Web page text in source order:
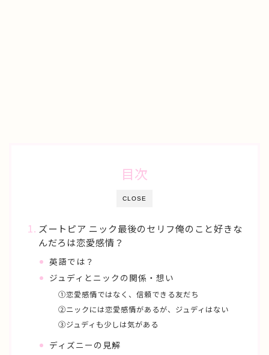
CLOSE
目次
ズートピア ニック最後のセリフ俺のこと好きな
んだろは恋愛感情？
英語では？
ジュディとニックの関係・想い
①恋愛感情ではなく、信頼できる友だち
②ニックには恋愛感情があるが、ジュディはない
③ジュディも少しは気がある
ディズニーの見解